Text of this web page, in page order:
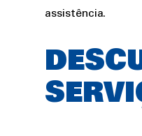
assistência.